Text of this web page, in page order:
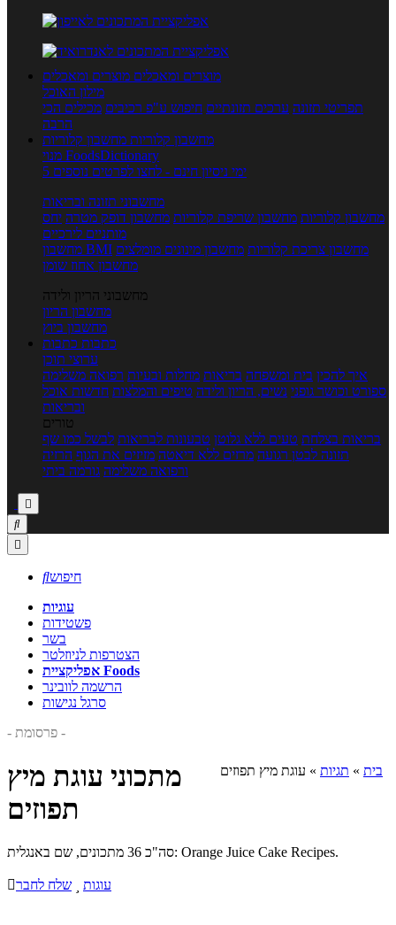
מוצרים ומאכלים מוצרים ומאכלים
מילון האוכל
תפריטי תזונה ערכים תזונתיים חיפוש ע"פ רכיבים מכילים הכי
הרבה
מחשבון קלוריות מחשבון קלוריות
מנוי FoodsDictionary
5 ימי ניסיון חינם - לחצו לפרטים נוספים
מחשבוני תזונה ובריאות
מחשבון קלוריות מחשבון שריפת קלוריות מחשבון דופק מטרה יחס
מותניים לירכיים
מחשבון BMI
מחשבון צריכת קלוריות מחשבון מינונים מומלצים
מחשבון אחוז שומן
מחשבוני הריון ולידה
מחשבון הריון
מחשבון ביוץ
כתבות כתבות
ערוצי תוכן
איך להכין בית ומשפחה בריאות מחלות ובעיות רפואה משלימה
ספורט וכושר גופני נשים, הריון ולידה טיפים והמלצות חדשות אוכל
ובריאות
טורים
בריאות בצלחת טעים ללא גלוטן טבעונות לבריאות לבשל כמו שף
תזונה לבטן רגועה מרזים ללא דיאטה מזיזים את הגוף הרזיה
ורפואה משלימה גורמה ביתי



חיפוש
עוגיות
פשטידות
בשר
הצטרפות לניוזלטר
אפליקציית Foods
הרשמה לוובינר
סרגל נגישות
- פרסומת -
בית » תגיות » עוגת מיץ תפוזים
מתכוני עוגת מיץ
תפוזים
סה"כ 36 מתכונים, שם באנגלית: Orange Juice Cake Recipes.
שלח לחבר עוגות